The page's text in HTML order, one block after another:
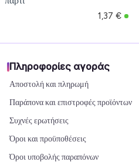
1,37 €
Πληροφορίες αγοράς
Αποστολή και πληρωμή
Παράπονα και επιστροφές προϊόντων
Συχνές ερωτήσεις
Όροι και προϋποθέσεις
Όροι υποβολής παραπόνων